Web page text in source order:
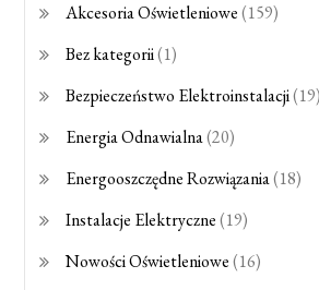
Akcesoria Oświetleniowe(159)
Bez kategorii(1)
Bezpieczeństwo Elektroinstalacji(19)
Energia Odnawialna(20)
Energooszczędne Rozwiązania(18)
Instalacje Elektryczne(19)
Nowości Oświetleniowe(16)